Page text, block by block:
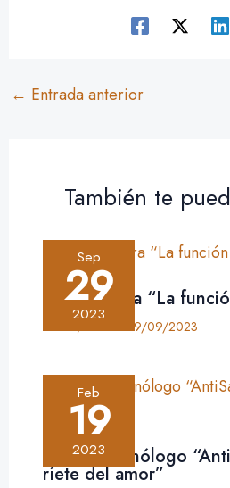
← Entrada anterior
También te
Sep
29
2023
Crítica: obra “La
29/09/2023
Feb
19
2023
Crítica: monólogo
ríete del amor”